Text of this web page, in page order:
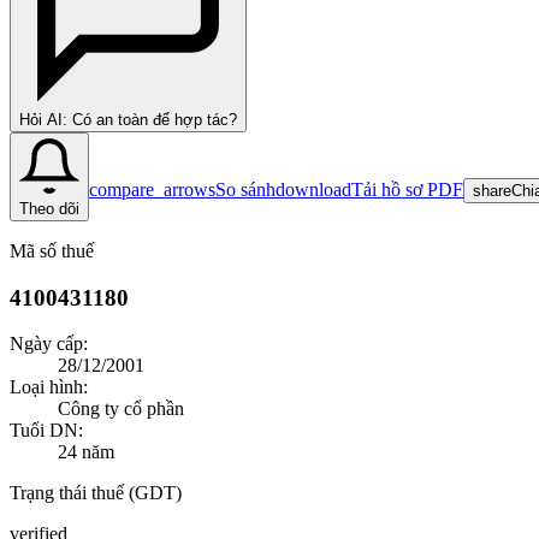
Hỏi AI: Có an toàn để hợp tác?
Theo dõi
compare_arrowsSo sánhdownloadTải hồ sơ PDF share
Mã số thuế
4100431180
Ngày cấp:
28/12/2001
Loại hình:
Công ty cổ phần
Tuổi DN:
24 năm
Trạng thái thuế (GDT)
verified